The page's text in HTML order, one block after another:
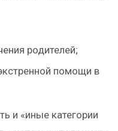
родителей;
помощи в
и «иные категории